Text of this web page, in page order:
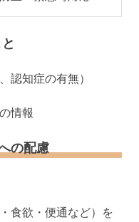
認知症の有無）
情報
の配慮
食欲・便通など）を